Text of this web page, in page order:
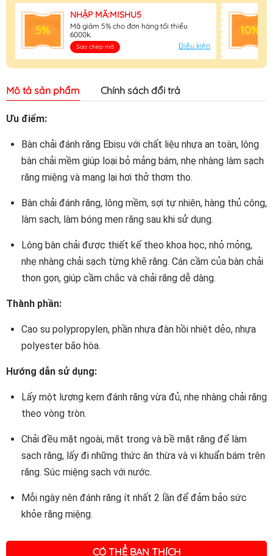
5%
NHẬP MÃ:MISHU5
Mã giảm 5% cho đơn hàng tối thiểu
6000k.
Sao chép mã Điều kiện
10%
Mô tả sản phẩm Chính sách đổi trả
Ưu điểm:
Bàn chải đánh răng Ebisu với chất liệu nhựa an toàn, lông
bàn chải mềm giúp loại bỏ mảng bám, nhẹ nhàng làm sạch
răng miệng và mang lại hơi thở thơm tho.
Bàn chải đánh răng, lông mềm, sợi tự nhiên, hàng thủ công,
làm sạch, làm bóng men răng sau khi sử dụng.
Lông bàn chải được thiết kế theo khoa học, nhỏ mỏng,
nhẹ nhàng chải sạch từng khẽ răng. Cán cầm của bàn chải
thon gọn, giúp cầm chắc và chải răng dễ dàng.
Thành phần:
Cao su polypropylen, phần nhựa đàn hồi nhiệt dẻo, nhựa
polyester bão hòa.
Hướng dẫn sử dụng:
Lấy một lượng kem đánh răng vừa đủ, nhẹ nhàng chải răng
theo vòng tròn.
Chải đều mặt ngoài, mặt trong và bề mặt răng để làm
sạch răng, lấy đi những thức ăn thừa và vi khuẩn bám trên
răng. Súc miệng sạch với nước.
Mỗi ngày nên đánh răng ít nhất 2 lần để đảm bảo sức
khỏe răng miệng.
CÓ THỂ BẠN THÍCH